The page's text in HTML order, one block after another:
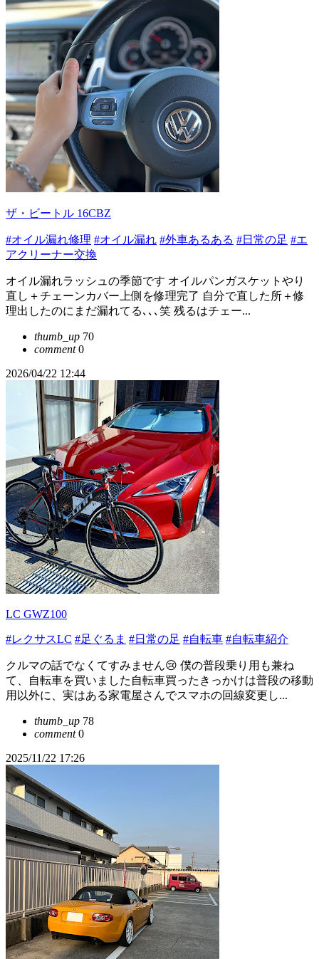
ザ・ビートル 16CBZ
#オイル漏れ修理 #オイル漏れ #外車あるある #日常の足 #エ
アクリーナー交換
オイル漏れラッシュの季節です オイルパンガスケットやり
直し＋チェーンカバー上側を修理完了 自分で直した所＋修
理出したのにまだ漏れてる､､､笑 残るはチェー...
thumb_up 70
comment0
2026/04/22 12:44
LC GWZ100
#レクサスLC #足ぐるま #日常の足 #自転車 #自転車紹介
クルマの話でなくてすみません😢 僕の普段乗り用も兼ね
て、自転車を買いました自転車買ったきっかけは普段の移動
用以外に、実はある家電屋さんでスマホの回線変更し...
thumb_up 78
comment0
2025/11/22 17:26